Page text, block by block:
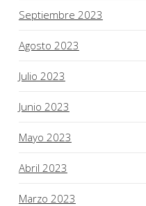
Septiembre 2023
Agosto 2023
Julio 2023
Junio 2023
Mayo 2023
Abril 2023
Marzo 2023